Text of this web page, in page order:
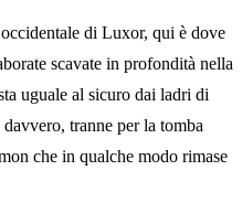
di Luxor, qui è dove
scavate in profondità nella
uguale al sicuro dai ladri di
tranne per la tomba
che in qualche modo rimase